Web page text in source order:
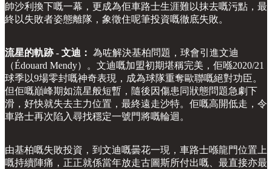
帥沙利換下嘅一幕，更成為佢車路士生涯難以抹去嘅污點，最
終以失敗者姿態離隊，象徵住呢筆投資嘅徹底失敗。
流星的軌跡 - 文迪： 為咗解決基柏問題，球會引進文迪
（Édouard Mendy）。文迪嘅加盟初期堪稱完美，佢喺2020/21
球季以9場零封嘅神奇表現，成為球隊重奪歐聯嘅絕對功臣。
但佢嘅巔峰期如流星般短暫，隨後因傷患同狀態問題急劇下
滑，好快就失去主力位置，最終遠走沙特。佢嘅高開低走，令
車路士再次陷入尋找穩定一號門將嘅輪迴。
由基柏嘅失敗投資，到文迪嘅曇花一現，車路士喺龍門位置上
嘅持續陣痛，正正就係當年放走古圖斯所付出嘅、最直接亦最